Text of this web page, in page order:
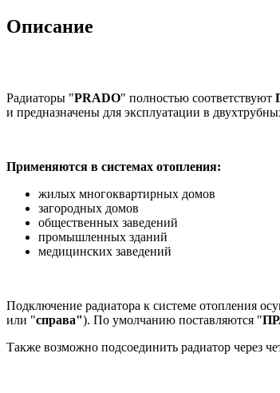
Описание
Радиаторы "PRADO" полностью соответствуют
и предназначены для эксплуатации в
Применяются в системах отопления:
жилых многоквартирных домов
загородных домов
общественных заведений
промышленных зданий
медицинских заведений
Подключение радиатора к системе отопления
или "справа"). По умолчанию поставляются "
Также возможно подсоединить радиатор через